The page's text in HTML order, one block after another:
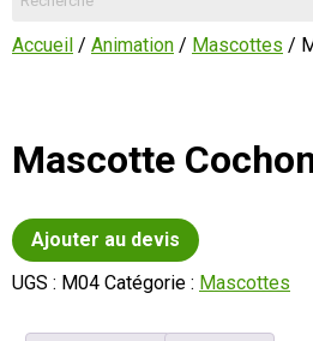
Accueil / Animation / Mascottes /
Mascotte
Ajouter au devis
UGS : M04 Catégorie : Mascottes